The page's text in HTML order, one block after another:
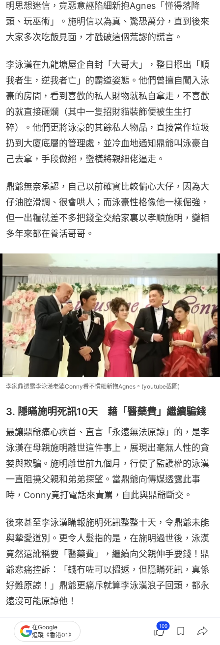
明思想迷信，竟惡意誣陷細新抱Agnes「懂得落降
頭、玩巫術」。施明信以為真、驚恐萬分，直到後來
大家多次吃飯見面，才戳破這個荒謬的謊言。
李泳漢在九龍塘屋企自封「大哥大」，整日擺出「順
我者生，逆我者亡」的霸道姿態。他們曾擅自闖入泳
豪的房間，看到喜歡的私人財物就私自拿走，不喜歡
的就直接砸爛（其中一隻招財貓裝飾便被生生打
碎）。他們更將泳豪的其餘私人物品，直接當作垃圾
扔到大廈底層的管理處，並冷血地通知鼎爺叫泳豪自
己去拿，手段做絕，蠻橫將親細佬逼走。
鼎爺無奈承認，自己以前確實比較偏心大仔，因為大
仔油腔滑調、很會哄人；而泳豪性格像他一樣倔強，
但一出糧就差不多把錢全交給家裏以孝順施明，變相
多年來都在養活哥哥。
李家鼎透露李泳漢老婆Conny看不慣細新抱Agnes。(youtube截圖)
3. 隱瞞施明死訊10天 藉「醫藥費」繼續騙錢
最讓鼎爺痛心疾首、直言「永遠無法原諒」的，是李
泳漢在母親施明離世這件事上，展現出毫無人性的貪
婪與欺騙。施明離世前九個月，行使了監護權的泳漢
一直阻撓父親和弟弟探望。當鼎爺向傳媒透露此事
時，Conny竟打電話來責罵，自此與鼎爺斷交。
後來甚至李泳漢瞞報施明死訊整整十天，令鼎爺未能
與摯愛道別。更令人髮指的是，在施明過世後，泳漢
竟然還訛稱要「醫藥費」，繼續向父親伸手要錢！鼎
爺悲痛控訴：「錢冇咗可以搵返，但隱瞞死訊，真係
好難原諒！」鼎爺更痛斥就算李泳漢浪子回頭，都永
遠沒可能原諒他！
在Google
追蹤《香港01》
109